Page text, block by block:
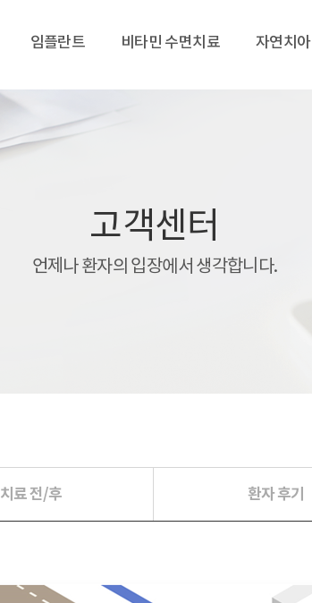
임플란트 비타민 수면치료 자연치아
고객센터
언제나 환자의 입장에서 생각합니다.
치료 전/후 환자 후기